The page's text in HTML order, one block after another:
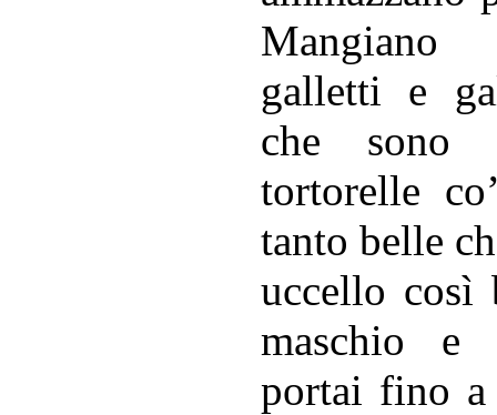
Mangiano
galletti e
che sono
tortorelle
tanto belle
uccello così
maschio e
portai fino